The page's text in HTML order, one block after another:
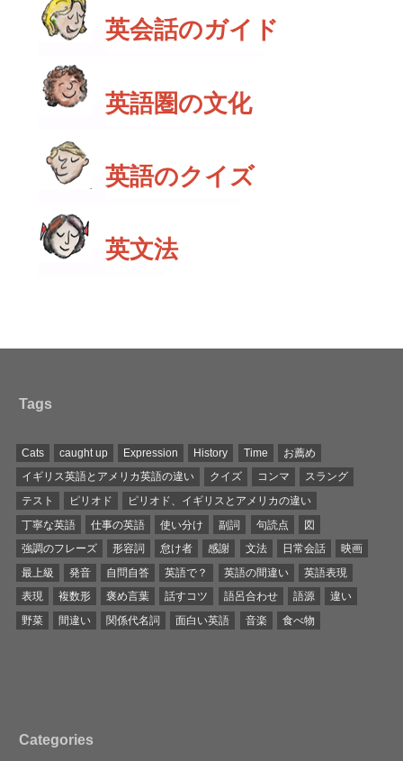
英会話のガイド
英語圏の文化
英語のクイズ
英文法
Tags
Cats caught up Expression History Time
お薦め
イギリス英語とアメリカ英語の違い
クイズ コンマ
スラング
テスト
ピリオド
ピリオド、イギリスとアメリカの違い
丁寧な英語
仕事の英語 使い分け 副詞 句読点
図
強調のフレーズ
形容詞 怠け者 感謝 文法 日常会話
映画
最上級
発音 自問自答 英語で？ 英語の間違い
英語表現
表現
複数形 褒め言葉 話すコツ 語呂合わせ 語源
違い
野菜
間違い 関係代名詞 面白い英語 音楽 食べ物
Categories